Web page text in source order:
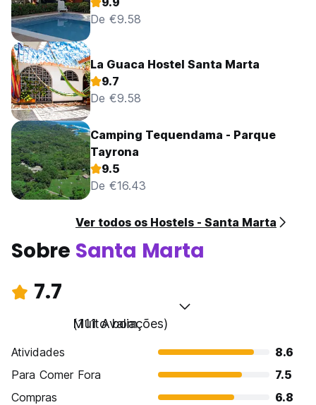
De €9.58
La Guaca Hostel Santa Marta
9.7
De €9.58
Camping Tequendama - Parque
Tayrona
9.5
De €16.43
Ver todos os Hostels - Santa Marta
Sobre Santa Marta
7.7
Muito bom
(111 Avaliações)
Atividades
8.6
Para Comer Fora
7.5
Compras
6.8